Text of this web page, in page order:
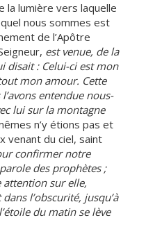
la lumière vers laquelle
nous sommes est
de l’Apôtre
est venue, de la
disait : Celui-ci est mon
mon amour. Cette
entendue nous-
lui sur la montagne
n’y étions pas et
venant du ciel, saint
confirmer notre
des prophètes ;
attention sur elle,
l’obscurité, jusqu’à
du matin se lève